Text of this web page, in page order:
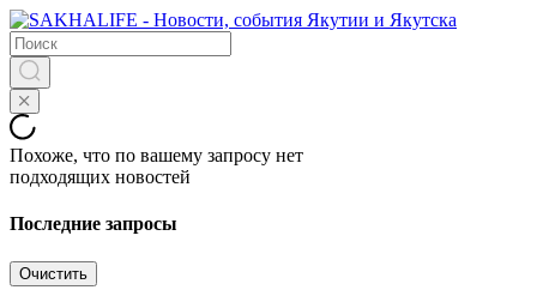
Похоже, что по вашему запросу нет
подходящих новостей
Последние запросы
Очистить